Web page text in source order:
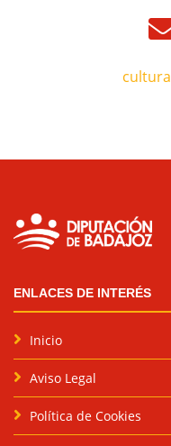
ENLACES DE INTERÉS
Inicio
Aviso Legal
Política de Cookies